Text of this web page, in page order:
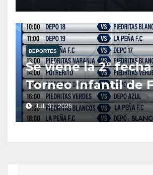
Adultos Mayores.
DEPORTES
Se viene la 2°
Torneo Infantil de
Mixto 2026
JUL 31, 2026